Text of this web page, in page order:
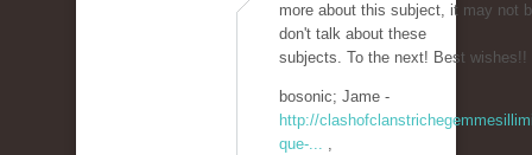
more about this subject, it may not
don't talk about these
subjects. To the next! Best wishes!!
bosonic; Jame -
http://
que-... ,